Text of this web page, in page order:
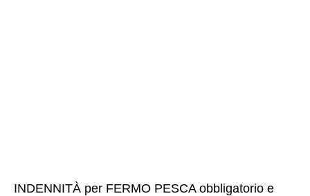
INDENNITÀ per FERMO PESCA obbligatorio e